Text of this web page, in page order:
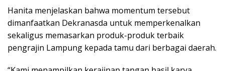
Hanita menjelaskan bahwa momentum tersebut
dimanfaatkan Dekranasda untuk memperkenalkan
sekaligus memasarkan produk-produk terbaik
pengrajin Lampung kepada tamu dari berbagai daerah.